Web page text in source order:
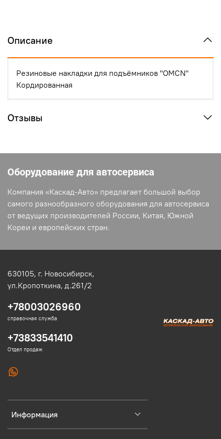
Описание
Резиновые накладки для подъёмников "OMCN"
Кордированная
Отзывы
Оборудование для автосервиса
Компания «Каскад-Авто» предлагает большой выбор
самого разнообразного оборудования для автосервиса
от ведущих производителей России, Китая, Южной
Кореи и европейских стран.
Информация
630105, г. Новосибирск,
ул.Кропоткина, д.261/2
+78003026960
справочная служба
+73833541410
Отдел продаж